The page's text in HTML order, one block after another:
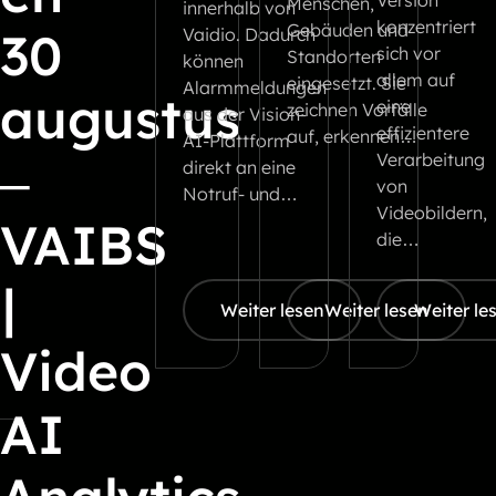
30
augustus
–
VAIBS
|
Video
AI
innerhalb von
Vaidio. Dadurch
können
Alarmmeldungen
aus der Vision-
AI-Plattform
direkt an eine
Notruf- und…
Weiter lesen
Gebäuden und
Standorten
eingesetzt. Sie
zeichnen Vorfälle
auf, erkennen…
Weiter lesen
konzentriert
sich vor
allem auf
eine
effizientere
Verarbeitung
von
Videobildern,
die…
Weiter